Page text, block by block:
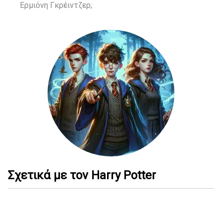
Ερμιόνη Γκρέιντζερ;
Σχετικά με τον Harry Potter